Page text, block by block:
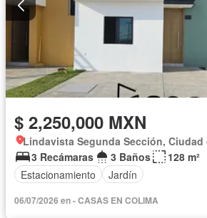
$ 2,250,000 MXN
Lindavista Segunda Sección, Ciudad
3 Recámaras
3 Baños
128 m²
Estacionamiento
Jardín
06/07/2026 en - CASAS EN COLIMA